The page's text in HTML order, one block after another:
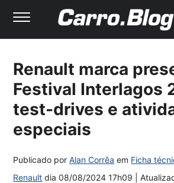
Renault marca
Festival Interlagos
test-drives e
especiais
Publicado porAlan Corrêa em Ficha
Renault dia08/08/2024 17h09 |